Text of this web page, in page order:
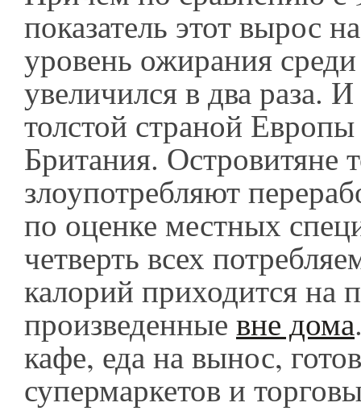
показатель этот вырос
уровень ожирания
увеличился в два раза.
толстой страной Европы
Британия. Островитяне
злоупотребляют
по оценке местных
четверть всех
калорий приходится на
произведенные вне дома
кафе, еда на вынос,
супермаркетов и